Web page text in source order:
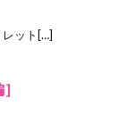
ット[…]